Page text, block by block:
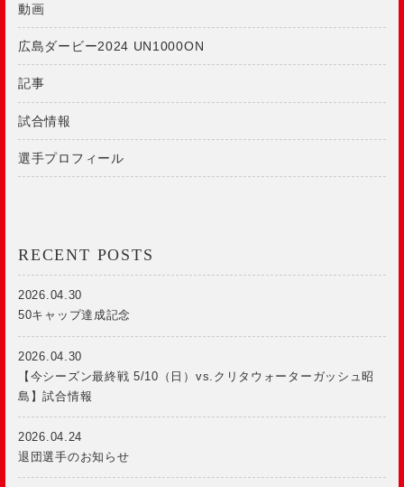
動画
広島ダービー2024 UN1000ON
記事
試合情報
選手プロフィール
RECENT POSTS
2026.04.30
50キャップ達成記念
2026.04.30
【今シーズン最終戦 5/10（日）vs.クリタウォーターガッシュ昭
島】試合情報
2026.04.24
退団選手のお知らせ